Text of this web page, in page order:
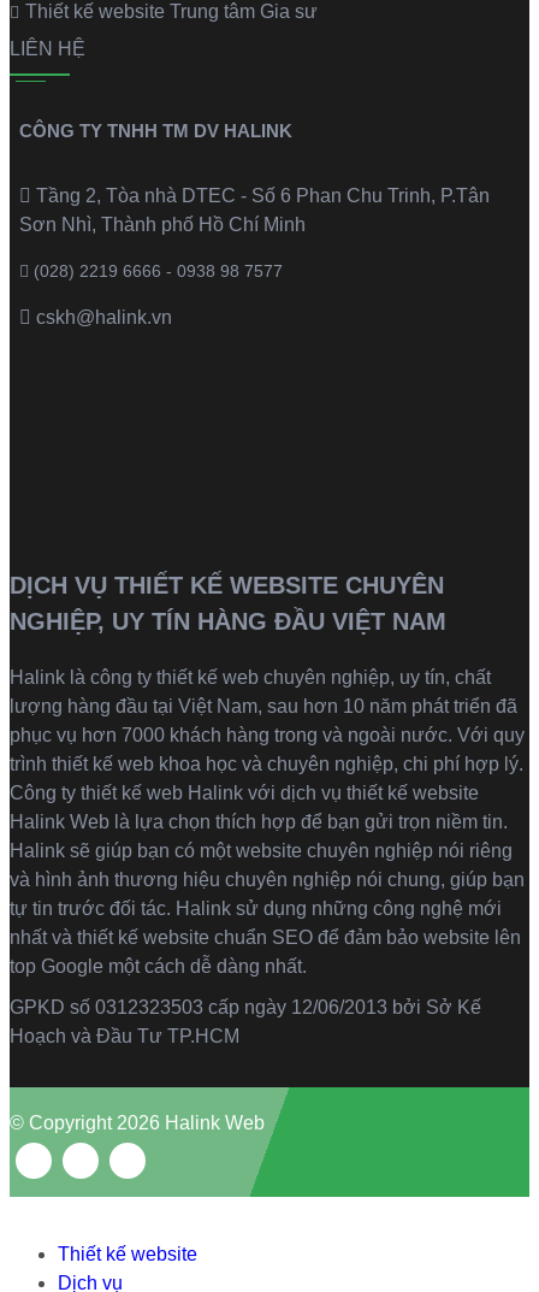
Thiết kế website Trung tâm Gia sư
LIÊN HỆ
CÔNG TY TNHH TM DV HALINK
Tầng 2, Tòa nhà DTEC - Số 6 Phan Chu Trinh, P.Tân
Sơn Nhì, Thành phố Hồ Chí Minh
(028) 2219 6666 - 0938 98 7577
cskh@halink.vn
DỊCH VỤ THIẾT KẾ WEBSITE CHUYÊN
NGHIỆP, UY TÍN HÀNG ĐẦU VIỆT NAM
Halink là công ty thiết kế web chuyên nghiệp, uy tín, chất
lượng hàng đầu tại Việt Nam, sau hơn 10 năm phát triển đã
phục vụ hơn 7000 khách hàng trong và ngoài nước. Với quy
trình thiết kế web khoa học và chuyên nghiệp, chi phí hợp lý.
Công ty thiết kế web Halink với dịch vụ thiết kế website
Halink Web là lựa chọn thích hợp để bạn gửi trọn niềm tin.
Halink sẽ giúp bạn có một website chuyên nghiệp nói riêng
và hình ảnh thương hiệu chuyên nghiệp nói chung, giúp bạn
tự tin trước đối tác. Halink sử dụng những công nghệ mới
nhất và thiết kế website chuẩn SEO để đảm bảo website lên
top Google một cách dễ dàng nhất.
GPKD số 0312323503 cấp ngày 12/06/2013 bởi Sở Kế
Hoạch và Đầu Tư TP.HCM
© Copyright 2026 Halink Web
Thiết kế website
Dịch vụ